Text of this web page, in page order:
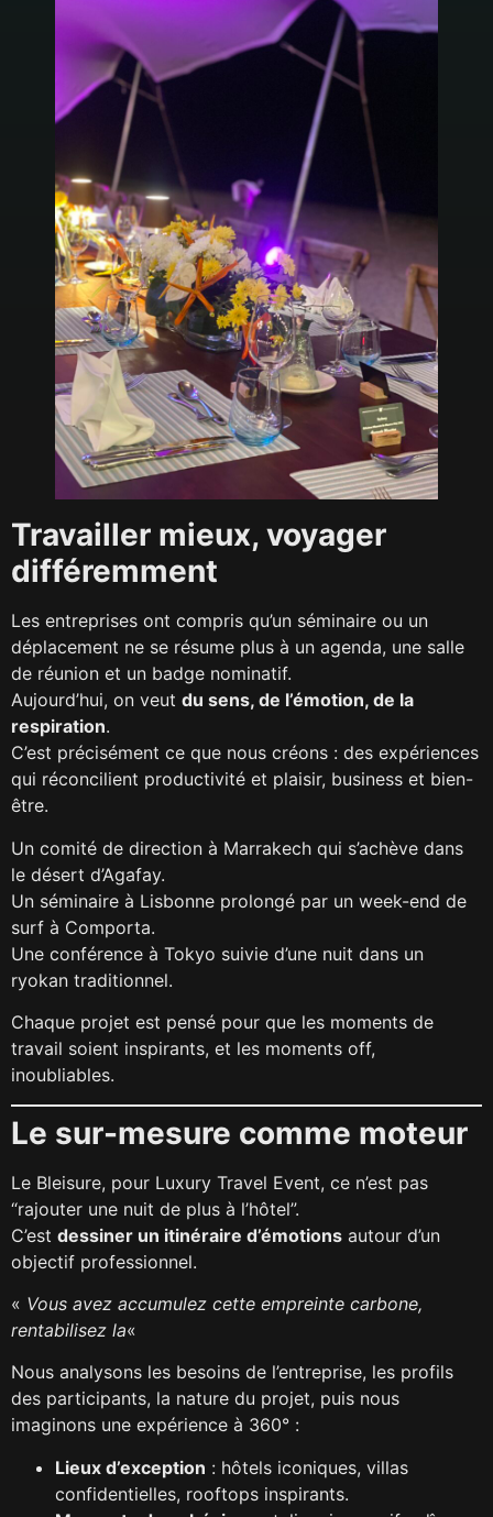
Travailler mieux, voyager
différemment
Les entreprises ont compris qu’un séminaire ou un
déplacement ne se résume plus à un agenda, une salle
de réunion et un badge nominatif.
Aujourd’hui, on veut du sens, de l’émotion, de la
respiration.
C’est précisément ce que nous créons : des expériences
qui réconcilient productivité et plaisir, business et bien-
être.
Un comité de direction à Marrakech qui s’achève dans
le désert d’Agafay.
Un séminaire à Lisbonne prolongé par un week-end de
surf à Comporta.
Une conférence à Tokyo suivie d’une nuit dans un
ryokan traditionnel.
Chaque projet est pensé pour que les moments de
travail soient inspirants, et les moments off,
inoubliables.
Le sur-mesure comme moteur
Le Bleisure, pour Luxury Travel Event, ce n’est pas
“rajouter une nuit de plus à l’hôtel”.
C’est dessiner un itinéraire d’émotions autour d’un
objectif professionnel.
« Vous avez accumulez cette empreinte carbone,
rentabilisez la«
Nous analysons les besoins de l’entreprise, les profils
des participants, la nature du projet, puis nous
imaginons une expérience à 360° :
Lieux d’exception : hôtels iconiques, villas
confidentielles, rooftops inspirants.